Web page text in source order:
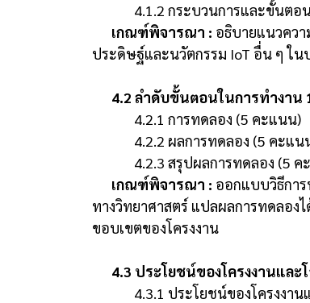
4.1.2 กระบวนการและขั้นต
เกณฑ์พิจารณา : อธิบายแนวคว
ประดิษฐ์และนวัตกรรม IoT อื่น ๆ ใน
4.2 ลำดับขั้นตอนในการทำงาน
4.2.1 การทดลอง (5 คะแนน)
4.2.2 ผลการทดลอง (5 คะแน
4.2.3 สรุปผลการทดลอง (5 ค
เกณฑ์พิจารณา : ออกแบบวิธีกา
ทางวิทยาศาสตร์ แปลผลการทดลอง
ขอบเขตของโครงงาน
4.3 ประโยชน์ของโครงงานแล
4.3.1 ประโยชน์ของโครงงา